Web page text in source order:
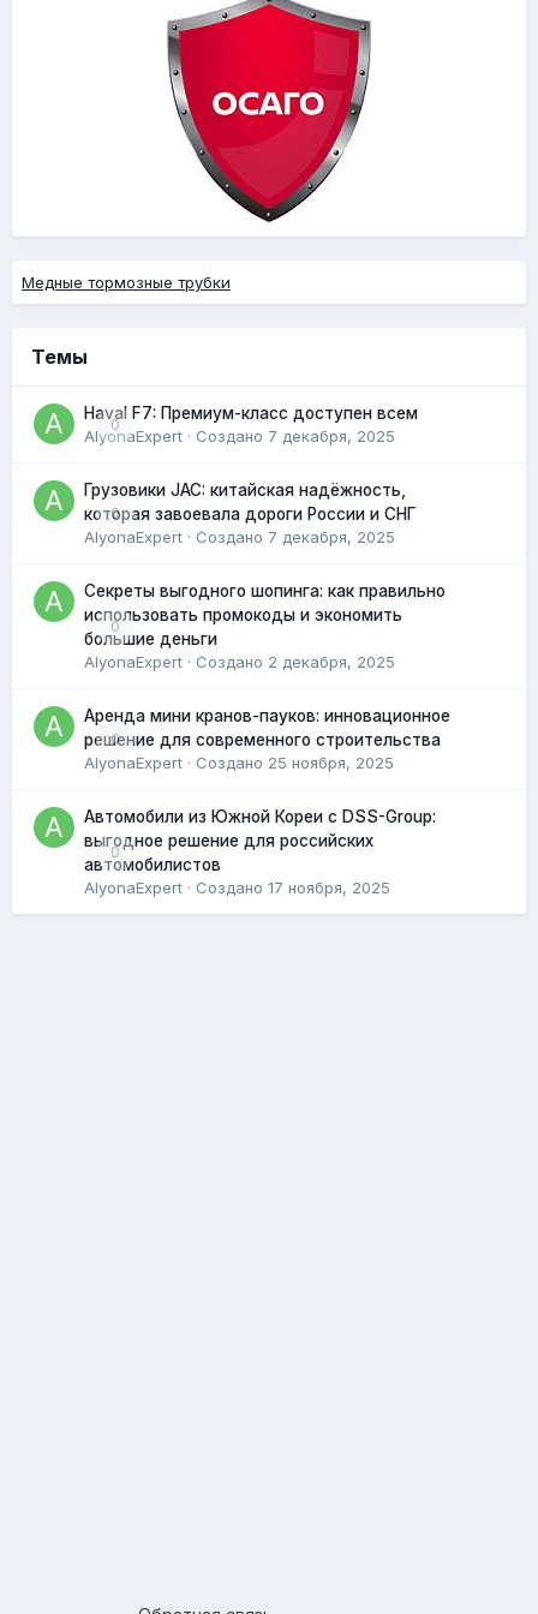
Медные тормозные трубки
Темы
0
Haval F7: Премиум-класс доступен всем
AlyonaExpert · Создано 7 декабря, 2025
0
Грузовики JAC: китайская надёжность,
которая завоевала дороги России и СНГ
AlyonaExpert · Создано 7 декабря, 2025
0
Секреты выгодного шопинга: как правильно
использовать промокоды и экономить
большие деньги
AlyonaExpert · Создано 2 декабря, 2025
0
Аренда мини кранов-пауков: инновационное
решение для современного строительства
AlyonaExpert · Создано 25 ноября, 2025
0
Автомобили из Южной Кореи с DSS-Group:
выгодное решение для российских
автомобилистов
AlyonaExpert · Создано 17 ноября, 2025